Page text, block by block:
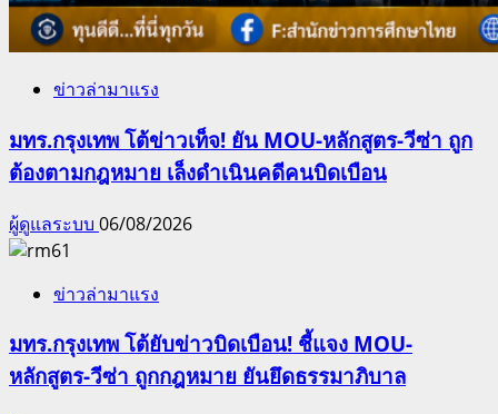
ข่าวล่ามาแรง
มทร.กรุงเทพ โต้ข่าวเท็จ! ยัน MOU-หลักสูตร-วีซ่า ถูก
ต้องตามกฎหมาย เล็งดำเนินคดีคนบิดเบือน
ผู้ดูแลระบบ 06/08/2026
ข่าวล่ามาแรง
มทร.กรุงเทพ โต้ยับข่าวบิดเบือน! ชี้แจง MOU-
หลักสูตร-วีซ่า ถูกกฎหมาย ยันยึดธรรมาภิบาล